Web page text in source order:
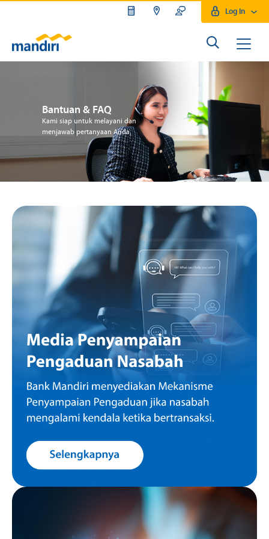
Log In
Bantuan & FAQ
Kami siap untuk melayani dan
menjawab pertanyaan Anda.